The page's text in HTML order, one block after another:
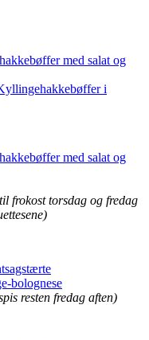
med salat og
i
med salat og
frokost torsdag og fredag
bolognese
resten fredag aften)